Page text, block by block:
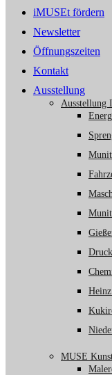
iMUSEt fördern
Newsletter
Öffnungszeiten
Kontakt
Ausstellung
Ausstellung
MUSE